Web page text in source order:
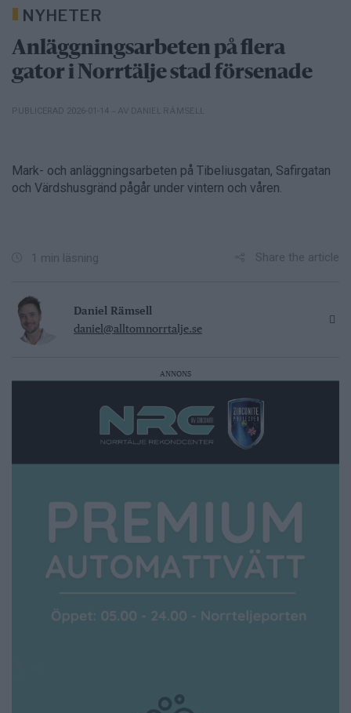
NYHETER
Anläggningsarbeten på flera
gator i Norrtälje stad försenade
PUBLICERAD 2026-01-14 – AV DANIEL RÄMSELL
Mark- och anläggningsarbeten på Tibeliusgatan, Safirgatan
och Värdshusgränd pågår under vintern och våren.
1 min läsning Share the article
Daniel Rämsell
daniel@alltomnorrtalje.se
ANNONS